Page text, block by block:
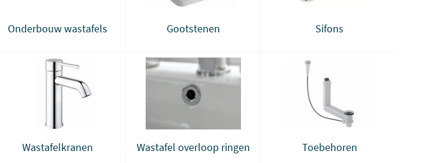
Onderbouw wastafels Gootstenen Sifons
Wastafelkranen Wastafel overloop ringen Toebehoren